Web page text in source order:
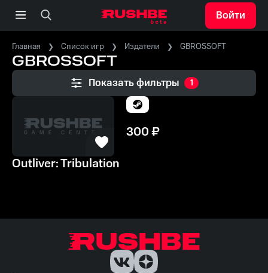
Войти
Главная Список игр Издатели GBROSSOFT
GBROSSOFT
Показать фильтры 1
300₽
Outliver: Tribulation